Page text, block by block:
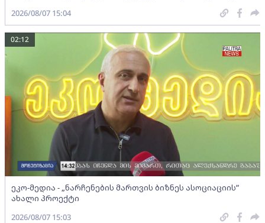
2026/08/07 15:04
ეკო-მედია - „ნარჩენების მართვის ბიზნეს ასოციაციის”
ახალი პროექტი
02:12
2026/08/07 15:03